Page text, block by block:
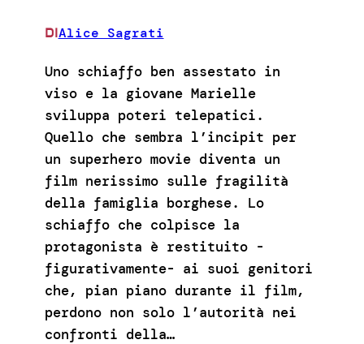
DIAlice Sagrati
Uno schiaffo ben assestato in
viso e la giovane Marielle
sviluppa poteri telepatici.
Quello che sembra l’incipit per
un superhero movie diventa un
film nerissimo sulle fragilità
della famiglia borghese. Lo
schiaffo che colpisce la
protagonista è restituito -
figurativamente- ai suoi genitori
che, pian piano durante il film,
perdono non solo l’autorità nei
confronti della…